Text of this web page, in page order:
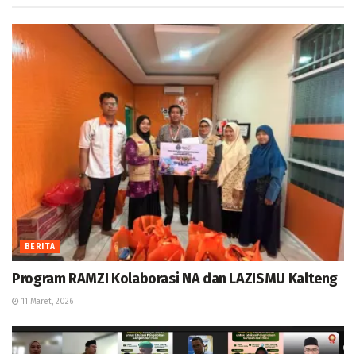
BERITA
Program RAMZI Kolaborasi NA dan LAZISMU Kalteng
11 Maret, 2026